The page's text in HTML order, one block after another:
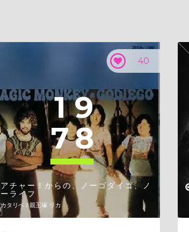
40
1 9
78
アチャー！からの、ノーゴダイゴ、ノ
ーライフ
カタリベ / 親王塚 リカ